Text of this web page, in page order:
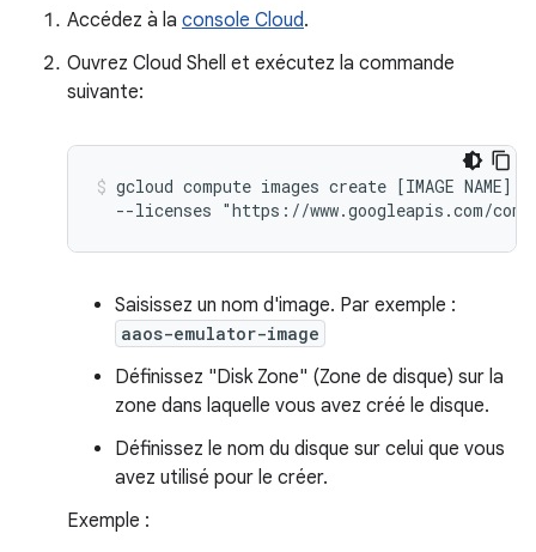
Accédez à la console Cloud.
Ouvrez Cloud Shell et exécutez la commande
suivante:
gcloud compute images create [IMAGE
Saisissez un nom d'image. Par exemple :
aaos-emulator-image
Définissez "Disk Zone" (Zone de disque) sur la
zone dans laquelle vous avez créé le disque.
Définissez le nom du disque sur celui que vous
avez utilisé pour le créer.
Exemple :